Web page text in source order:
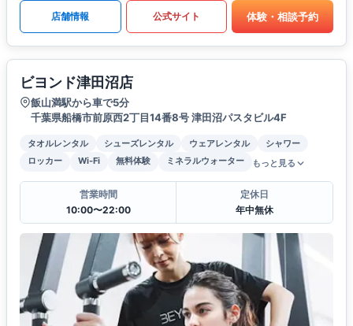
店舗情報 公式サイト 体験・相談予約
ビヨンド津田沼店
飯山満駅から車で5分
千葉県船橋市前原西2丁目14番8号 津田沼パスタビル4F
タオルレンタル シューズレンタル ウェアレンタル
シャワー
ロッカー
Wi-Fi 無料体験 ミネラルウォーター もっと見る
営業時間
10:00〜22:00
定休日
年中無休